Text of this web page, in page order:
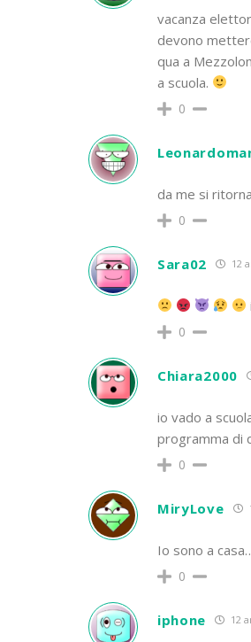
vacanza
devono
qua a
a scuola.
0
da me si
0
Sara02 12
0
Chiara2000
io vado a
programma di
0
MiryLove
Io sono a
0
iphone 12